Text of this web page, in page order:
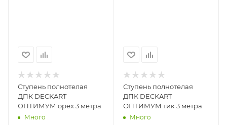
Ступень полнотелая
ДПК DECKART
ОПТИМУМ орех 3 метра
Много
Ступень полнотелая
ДПК DECKART
ОПТИМУМ тик 3 метра
Много